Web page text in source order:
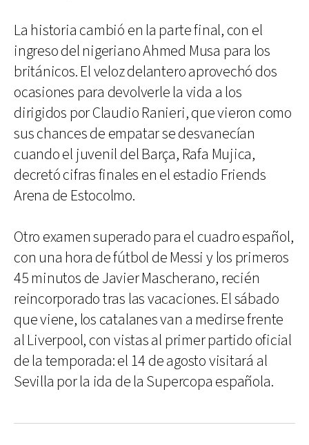
La historia cambió en la parte final, con el
ingreso del nigeriano Ahmed Musa para los
británicos. El veloz delantero aprovechó dos
ocasiones para devolverle la vida a los
dirigidos por Claudio Ranieri, que vieron como
sus chances de empatar se desvanecían
cuando el juvenil del Barça, Rafa Mujica,
decretó cifras finales en el estadio Friends
Arena de Estocolmo.
Otro examen superado para el cuadro español,
con una hora de fútbol de Messi y los primeros
45 minutos de Javier Mascherano, recién
reincorporado tras las vacaciones. El sábado
que viene, los catalanes van a medirse frente
al Liverpool, con vistas al primer partido oficial
de la temporada: el 14 de agosto visitará al
Sevilla por la ida de la Supercopa española.